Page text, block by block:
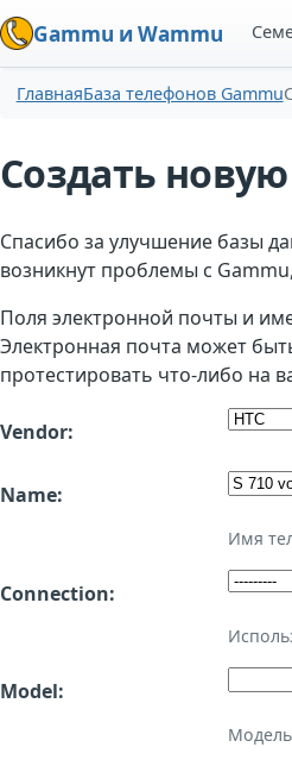
Gammu и Wammu
ГлавнаяБаза телефонов Gammu
Создать
Спасибо за улучшение базы
возникнут проблемы с
Поля электронной почты и
Электронная почта может
протестировать что-либо на
Vendor:
Name:
Имя
Connection:
Model: